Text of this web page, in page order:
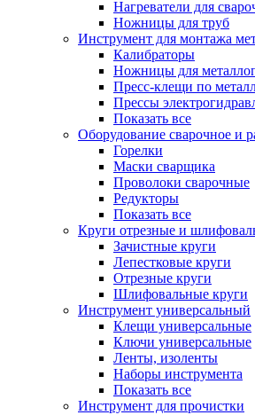
Нагреватели для
Ножницы для труб
Инструмент для монтажа
Калибраторы
Ножницы для
Пресс-клещи по
Прессы
Показать все
Оборудование сварочное и
Горелки
Маски сварщика
Проволоки сварочные
Редукторы
Показать все
Круги отрезные и
Зачистные круги
Лепестковые круги
Отрезные круги
Шлифовальные круги
Инструмент универсальный
Клещи универсальные
Ключи универсальные
Ленты, изоленты
Наборы инструмента
Показать все
Инструмент для прочистки